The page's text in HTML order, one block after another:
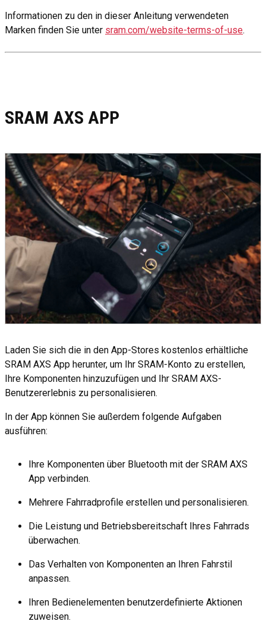
Informationen zu den in dieser Anleitung verwendeten
Marken finden Sie unter sram.com/website-terms-of-use.
SRAM AXS APP
Laden Sie sich die in den App-Stores kostenlos erhältliche
SRAM AXS App herunter, um Ihr SRAM-Konto zu erstellen,
Ihre Komponenten hinzuzufügen und Ihr SRAM AXS-
Benutzererlebnis zu personalisieren.
In der App können Sie außerdem folgende Aufgaben
ausführen:
Ihre Komponenten über Bluetooth mit der SRAM AXS
App verbinden.
Mehrere Fahrradprofile erstellen und personalisieren.
Die Leistung und Betriebsbereitschaft Ihres Fahrrads
überwachen.
Das Verhalten von Komponenten an Ihren Fahrstil
anpassen.
Ihren Bedienelementen benutzerdefinierte Aktionen
zuweisen.